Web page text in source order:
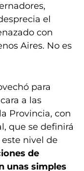
el
con
Aires. No es
para
a las
Provincia, con
que se definirá
nivel de
de
unas simples